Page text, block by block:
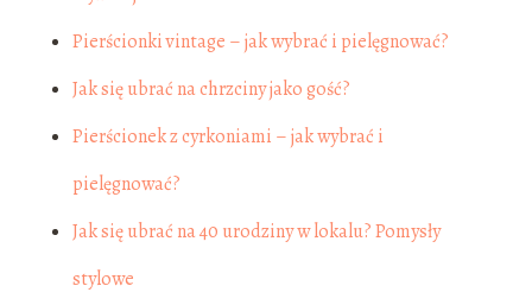
Pierścionki vintage – jak wybrać i pielęgnować?
Jak się ubrać na chrzciny jako gość?
Pierścionek z cyrkoniami – jak wybrać i
pielęgnować?
Jak się ubrać na 40 urodziny w lokalu? Pomysły
stylowe